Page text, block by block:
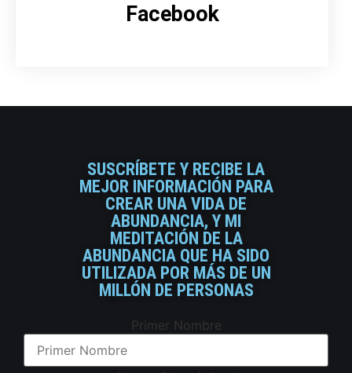
Facebook
SUSCRÍBETE Y RECIBE LA
MEJOR INFORMACIÓN PARA
CREAR UNA VIDA DE
ABUNDANCIA, Y MI
MEDITACIÓN DE LA
ABUNDANCIA QUE HA SIDO
UTILIZADA POR MÁS DE UN
MILLÓN DE PERSONAS
Primer Nombre